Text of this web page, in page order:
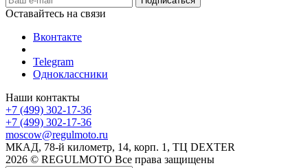
Оставайтесь на связи
Вконтакте
Telegram
Одноклассники
Наши контакты
+7 (499) 302-17-36
+7 (499) 302-17-36
moscow@regulmoto.ru
МКАД, 78-й километр, 14, корп. 1, ТЦ DEXTER
2026 © REGULMOTO Все права защищены